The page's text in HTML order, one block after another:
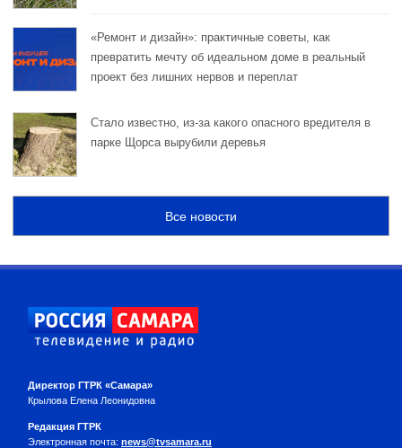
«Ремонт и дизайн»: практичные советы, как
превратить мечту об идеальном доме в реальный
проект без лишних нервов и переплат
Стало известно, из-за какого опасного вредителя в
парке Щорса вырубили деревья
Все новости
Директор ГТРК «Самара»
Крылова Елена Леонидовна
Редакция ГТРК
Электронная почта: news@tvsamara.ru